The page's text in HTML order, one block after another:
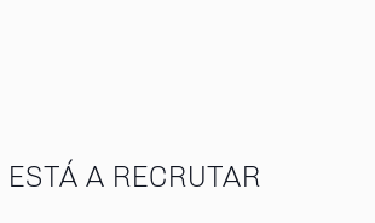
A RECRUTAR